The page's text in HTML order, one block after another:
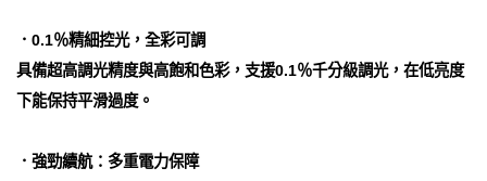
．0.1％精細控光，全彩可調
具備超高調光精度與高飽和色彩，支援0.1％千分級調光，在低亮度
下能保持平滑過度。
．強勁續航：多重電力保障